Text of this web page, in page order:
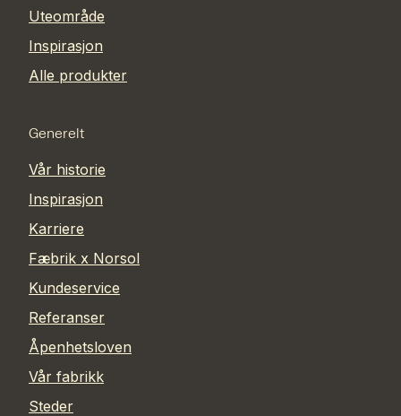
Uteområde
Inspirasjon
Alle produkter
Generelt
Vår historie
Inspirasjon
Karriere
Fæbrik x Norsol
Kundeservice
Referanser
Åpenhetsloven
Vår fabrikk
Steder